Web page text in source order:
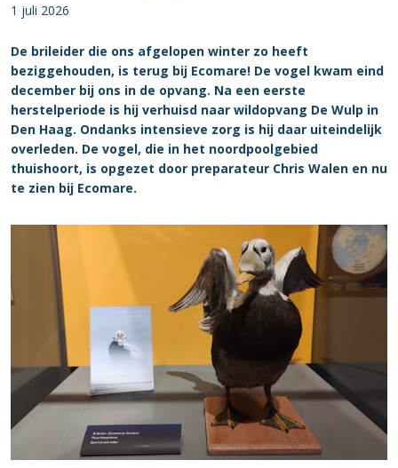
1 juli 2026
De brileider die ons afgelopen winter zo heeft
beziggehouden, is terug bij Ecomare! De vogel kwam eind
december bij ons in de opvang. Na een eerste
herstelperiode is hij verhuisd naar wildopvang De Wulp in
Den Haag. Ondanks intensieve zorg is hij daar uiteindelijk
overleden. De vogel, die in het noordpoolgebied
thuishoort, is opgezet door preparateur Chris Walen en nu
te zien bij Ecomare.